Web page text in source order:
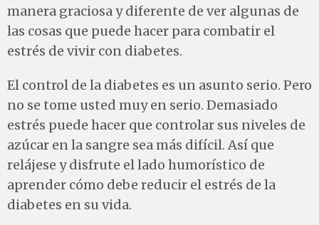
manera graciosa y diferente de ver algunas de
las cosas que puede hacer para combatir el
estrés de vivir con diabetes.
El control de la diabetes es un asunto serio. Pero
no se tome usted muy en serio. Demasiado
estrés puede hacer que controlar sus niveles de
azúcar en la sangre sea más difícil. Así que
relájese y disfrute el lado humorístico de
aprender cómo debe reducir el estrés de la
diabetes en su vida.